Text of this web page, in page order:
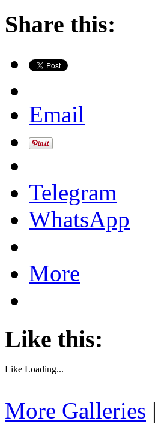
Share this:
Email
Telegram
WhatsApp
More
Like this:
Like Loading...
More Galleries |